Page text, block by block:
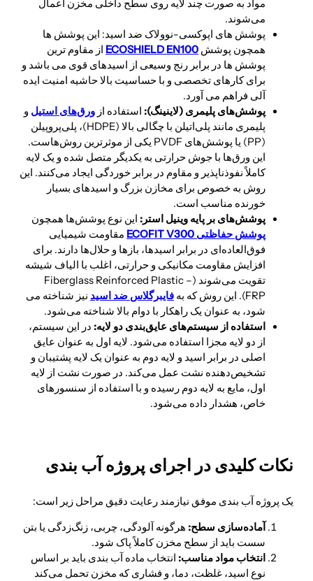
مواد به صورت چند لایه روی سطح داخلی مخزن اعمال
می‌شوند.
پوشش های اپوکسی-نوولاک ضد اسید: این پوشش ها
همچون پوشش ECOSHIELD EN100 از مقاوم ترین
پوشش ها در برابر رنج وسیعی از اسیدهای قوی می باشد و
برای کارهای تخصصی و با حساسیت بالا حاشیه امنیت ایده
آلی فراهم می آورد.
پوشش‌های پلیمری (لاینینگ): استفاده از ورق‌های استیل و
پلیمری مانند پلی‌اتیلن با چگالی بالا (HDPE)، پلی‌پروپیلن
(PP) یا پوشش‌های PVDF یکی از موثرترین روش‌هاست.
این ورق‌ها با جوش حرارتی به یکدیگر متصل شده و یک لایه
کاملاً نفوذناپذیر و مقاوم در برابر خوردگی ایجاد می‌کنند. این
روش به خصوص برای مخازن بزرگ و اسیدهای بسیار
خورنده مناسب است.
پوشش‌های بر پایه وینیل استر: این نوع پوشش‌ها همچون
پوشش حفاظتی ECOFIT V300
مقاومت شیمیایی
فوق‌العاده‌ای در برابر اسیدها، بازها و حلال‌ها دارند. برای
افزایش مقاومت مکانیکی و حرارتی، اغلب با الیاف شیشه
تقویت می‌شوند (Fiberglass Reinforced Plastic –
FRP). این روش که به
فایبرگلاس ضد اسید نیز شناخته می
شود، به عنوان یک راهکار با دوام بالا شناخته می‌شود.
استفاده از سیستم‌های عایق‌بندی دو لایه: در این سیستم،
از دو لایه مجزا استفاده می‌شود. لایه اول به عنوان عایق
اصلی در برابر اسید و لایه دوم به عنوان یک لایه پشتیبان و
تشخیص‌دهنده نشت عمل می‌کند. در صورت نشت از لایه
اول، مایع به لایه دوم رسیده و با استفاده از سنسورهای
خاص، هشدار داده می‌شود.
نکات کلیدی در اجرای پروژه آب بندی
یک پروژه آب بندی موفق نیازمند رعایت دقیق مراحل زیر است:
آماده‌سازی سطح: هرگونه آلودگی، چربی، زنگ‌زدگی یا بتن
سست باید از سطح مخزن کاملاً پاک شود.
انتخاب مواد مناسب: انتخاب ماده آب بندی باید بر اساس
نوع اسید، غلظت، دما، و فشاری که مخزن تحمل می‌کند